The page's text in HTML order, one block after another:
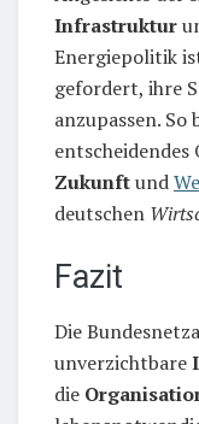
Infrastruktur
Energiepolitik
gefordert, ihre
anzupassen.
Zukunftund
deutschen
Fazit
Die
unverzichtbare
die